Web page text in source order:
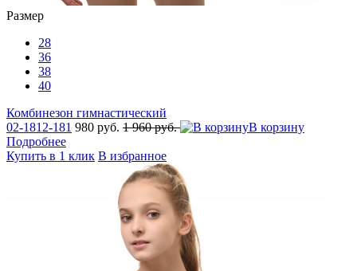
Размер
28
36
38
40
Комбинезон гимнастический
02-1812-181 980 руб. 1 960 руб.
В корзину
Подробнее
Купить в 1 клик В избранное